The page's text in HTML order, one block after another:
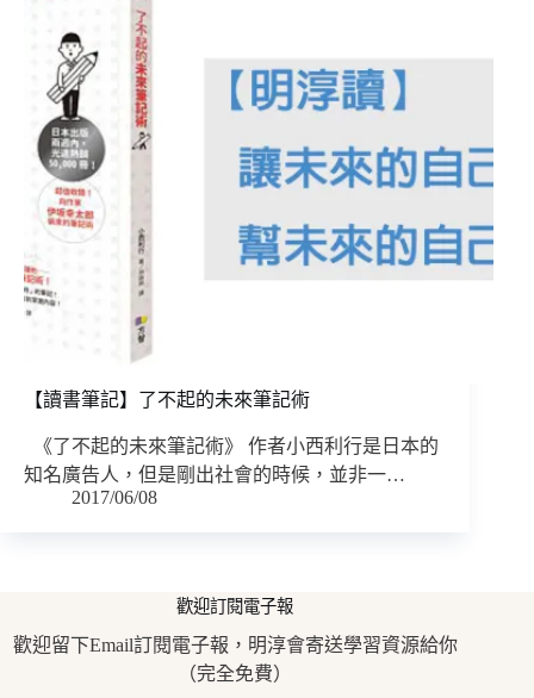
【讀書筆記】了不起的未來筆記術
《了不起的未來筆記術》 作者小西利行是日本的
知名廣告人，但是剛出社會的時候，並非一…
2017/06/08
歡迎訂閱電子報
歡迎留下Email訂閱電子報，明淳會寄送學習資源給你
（完全免費）